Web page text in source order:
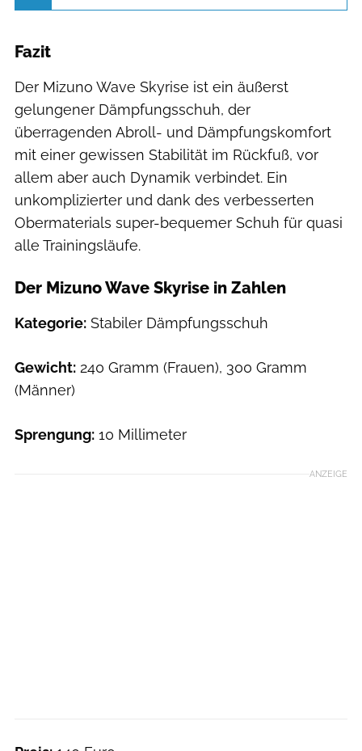
Fazit
Der Mizuno Wave Skyrise ist ein äußerst
gelungener Dämpfungsschuh, der
überragenden Abroll- und Dämpfungskomfort
mit einer gewissen Stabilität im Rückfuß, vor
allem aber auch Dynamik verbindet. Ein
unkomplizierter und dank des verbesserten
Obermaterials super-bequemer Schuh für quasi
alle Trainingsläufe.
Der Mizuno Wave Skyrise in Zahlen
Kategorie: Stabiler Dämpfungsschuh
Gewicht: 240 Gramm (Frauen), 300 Gramm
(Männer)
Sprengung: 10 Millimeter
ANZEIGE